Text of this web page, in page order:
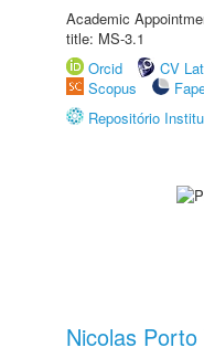
Academic
title: MS-3.1
Orcid
CV
Scopus
Repositório
Nicolas